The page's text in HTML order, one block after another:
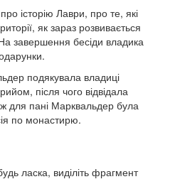
історію Лаври, про те, які
як зараз розвивається
завершення бесіди владика
подякувала владиці
після чого відвідала
для пані Марквальдер була
по монастирю.
ласка, виділіть фрагмент